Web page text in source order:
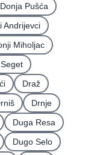
Donja Pušća
Andrijevci
Miholjac
Draž
Drnje
Duga Resa
Dugo Selo